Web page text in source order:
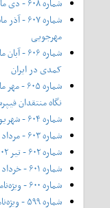
مهرجویی
کمدی در ایران
نگاه منتقدان
شماره ۶۰۴ - شهریور ماه ۱۴۰۲ ویژه‌نامه روز ملی سینما
شماره ۶۰۳ - مرداد ۱۴۰۲
شماره ۶۰۲ - تیر ۱۴۰۲
شماره ۶۰۱ - خرداد ۱۴۰۲
شماره ۶۰۰ - ویژه‌نامه نوروز ۱۴۰۲
شماره